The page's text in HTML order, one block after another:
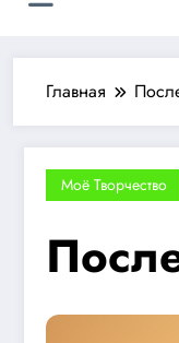
Главная
Моё Творчество